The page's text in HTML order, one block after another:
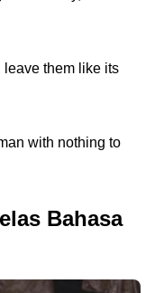
leave them like its
with nothing to
Bahasa